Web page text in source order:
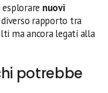
nuovi
rapporto tra
ma ancora legati alla
potrebbe